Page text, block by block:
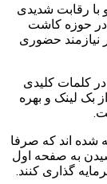
رقابت شدیدی
در حوزه کاشت
نیازمند حضوری
کلمات کلیدی
بک لینک و بهره
شده اند که صرفا
به صفحه اول
گذاری کنند.